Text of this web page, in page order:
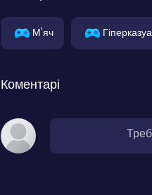
М'яч
Коментарі